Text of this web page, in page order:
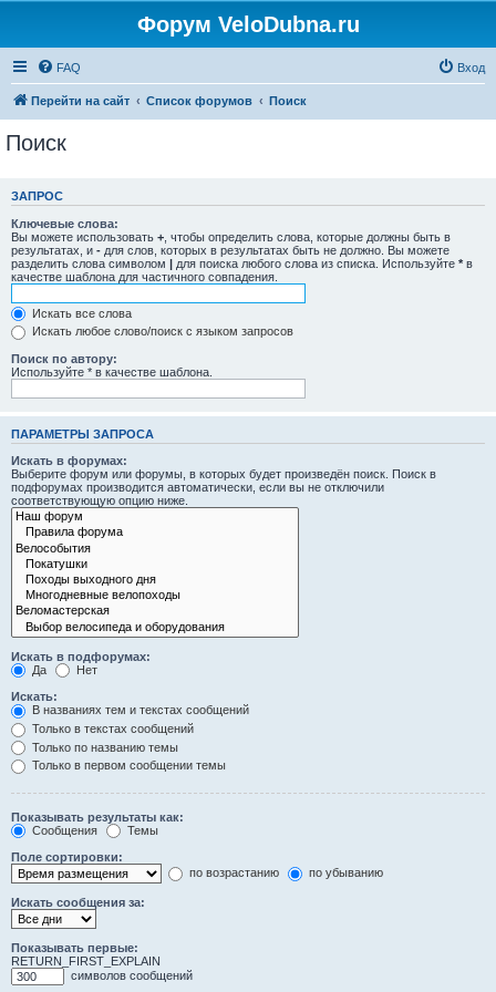
Форум VeloDubna.ru
FAQ Вход
Перейти на сайт Список форумов Поиск
Поиск
ЗАПРОС
Ключевые слова:
Вы можете использовать + , чтобы определить слова, которые должны быть в
результатах, и - для слов, которых в результатах быть не должно. Вы можете
разделить слова символом | для поиска любого слова из списка. Используйте * в
качестве шаблона для частичного совпадения.
Искать все слова
Искать любое слово/поиск с языком запросов
Поиск по автору:
Используйте * в качестве шаблона.
ПАРАМЕТРЫ ЗАПРОСА
Искать в форумах:
Выберите форум или форумы, в которых будет произведён поиск. Поиск в
подфорумах производится автоматически, если вы не отключили
соответствующую опцию ниже.
Искать в подфорумах:
Да
Нет
Искать:
В названиях тем и текстах сообщений
Только в текстах сообщений
Только по названию темы
Только в первом сообщении темы
Показывать результаты как:
Сообщения
Темы
Поле сортировки:
по возрастанию
по убыванию
Искать сообщения за:
Показывать первые:
RETURN_FIRST_EXPLAIN
символов сообщений